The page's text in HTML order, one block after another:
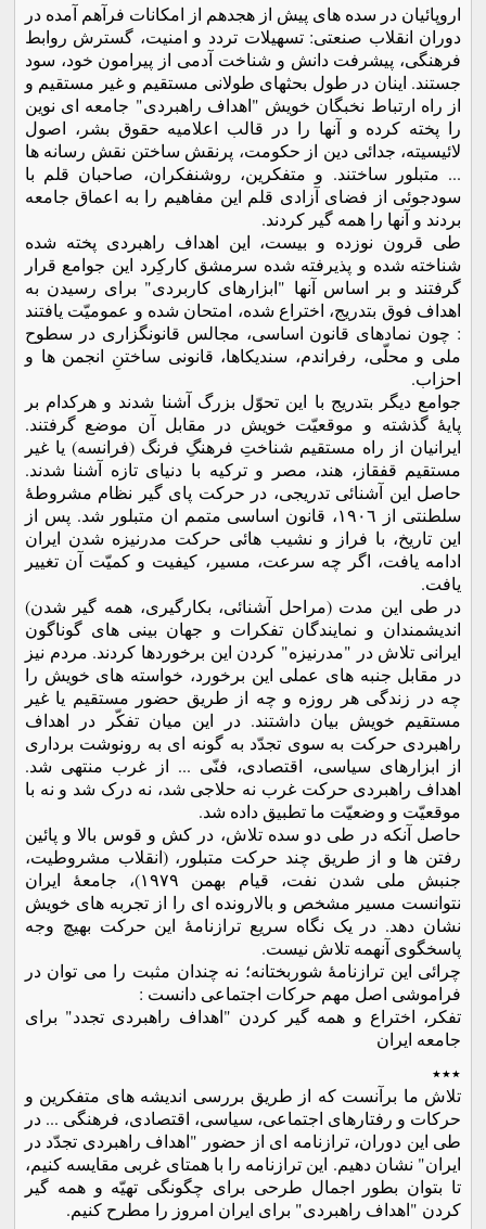
اروپائیان در سده های پیش از هجدهم از امکانات فرآهم آمده در
دوران انقلاب صنعتی: تسهیلات تردد و امنیت، گسترش روابط
فرهنگی، پیشرفت دانش و شناخت آدمی از پیرامون خود، سود
جستند. اینان در طول بحثهای طولانی مستقیم و غیر مستقیم و
از راه ارتباط نخبگان خویش "اهداف راهبردی" جامعه ای نوین
را پخته کرده و آنها را در قالب اعلامیه حقوق بشر، اصول
لائیسیته، جدائی دین از حکومت، پرنقش ساختن نقش رسانه ها
... متبلور ساختند. و متفکرین، روشنفکران، صاحبان قلم با
سودجوئی از فضای آزادی قلم این مفاهیم را به اعماق جامعه
بردند و آنها را همه گیر کردند.
طی قرون نوزده و بیست، این اهداف راهبردی پخته شده
شناخته شده و پذیرفته شده سرمشق کارکِرد این جوامع قرار
گرفتند و بر اساس آنها "ابزارهای کاربردی" برای رسیدن به
اهداف فوق بتدریج، اختراع شده، امتحان شده و عمومیّت یافتند
: چون نمادهای قانون اساسی، مجالس قانونگزاری در سطوح
ملی و محلّی، رفراندم، سندیکاها، قانونی ساختنِ انجمن ها و
احزاب.
جوامع دیگر بتدریج با این تحوّل بزرگ آشنا شدند و هرکدام بر
پایۀ گذشته و موقعیّت خویش در مقابل آن موضع گرفتند.
ایرانیان از راه مستقیم شناختِ فرهنگِ فرنگ (فرانسه) یا غیر
مستقیم قفقاز، هند، مصر و ترکیه با دنیای تازه آشنا شدند.
حاصل این آشنائی تدریجی، در حرکت پای گیر نظام مشروطۀ
سلطنتی از ١٩٠٦، قانون اساسی متمم ان متبلور شد. پس از
این تاریخ، با فراز و نشیب هائی حرکت مدرنیزه شدن ایران
ادامه یافت، اگر چه سرعت، مسیر، کیفیت و کمیّت آن تغییر
یافت.
در طی این مدت (مراحل آشنائی، بکارگیری، همه گیر شدن)
اندیشمندان و نمایندگان تفکرات و جهان بینی های گوناگون
ایرانی تلاش در "مدرنیزه" کردن این برخوردها کردند. مردم نیز
در مقابل جنبه های عملی این برخورد، خواسته های خویش را
چه در زندگی هر روزه و چه از طریق حضور مستقیم یا غیر
مستقیم خویش بیان داشتند. در این میان تفکّر در اهداف
راهبردی حرکت به سوی تجدّد به گونه ای به رونوشت برداری
از ابزارهای سیاسی، اقتصادی، فنّی ... از غرب منتهی شد.
اهداف راهبردی حرکت غرب نه حلاجی شد، نه درک شد و نه با
موقعیّت و وضعیّت ما تطبیق داده شد.
حاصل آنکه در طی دو سده تلاش، در کش و قوس بالا و پائین
رفتن ها و از طریق چند حرکت متبلور، (انقلاب مشروطیت،
جنبش ملی شدن نفت، قیام بهمن ١٩٧٩)، جامعۀ ایران
نتوانست مسیر مشخص و بالارونده ای را از تجربه های خویش
نشان دهد. در یک نگاه سریع ترازنامۀ این حرکت بهیچ وجه
پاسخگوی آنهمه تلاش نیست.
چرائی این ترازنامۀ شوربختانه؛ نه چندان مثبت را می توان در
فراموشی اصل مهم حرکات اجتماعی دانست :
تفکر، اختراع و همه گیر کردن "اهداف راهبردی تجدد" برای
جامعه ایران
٭٭٭
تلاش ما برآنست که از طریق بررسی اندیشه های متفکرین و
حرکات و رفتارهای اجتماعی، سیاسی، اقتصادی، فرهنگی ... در
طی این دوران، ترازنامه ای از حضور "اهداف راهبردی تجدّد در
ایران" نشان دهیم. این ترازنامه را با همتای غربی مقایسه کنیم،
تا بتوان بطور اجمال طرحی برای چگونگی تهیّه و همه گیر
کردن "اهداف راهبردی" برای ایران امروز را مطرح کنیم.